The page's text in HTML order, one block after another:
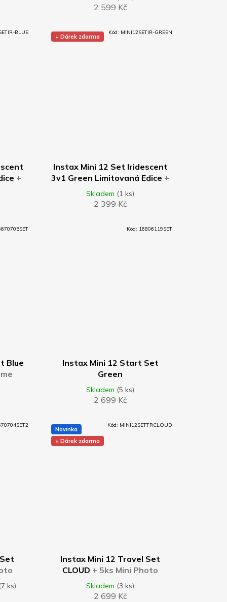
M
barev
2 599 Kč
+
BLUE
+ Dárek zdarma
Instax Mini 12 Set Iridescent
3v1 Green Limitovaná Edice +
5ks Mini Photo Frame Pastel
Mix barev
Skladem (1 ks)
2 399 Kč
Kód: MINI12SETIR-GREEN
Blue
Instax Mini 12 Start Set
Green
Skladem (5 ks)
2 699 Kč
Kód: 16806119SET
ks)
Novinka
+ Dárek zdarma
Instax Mini 12 Travel Set
CLOUD + 5ks Mini Photo
Frame Pastel Mix barev
Skladem (3 ks)
2 699 Kč
Kód: MINI12SETTRCLOUD